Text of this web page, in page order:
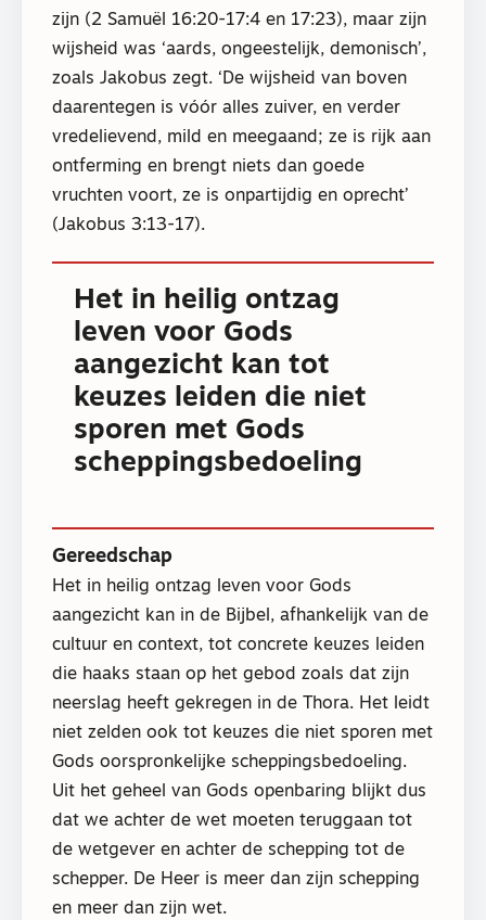
zijn (2 Samuël 16:20-17:4 en 17:23), maar zijn
wijsheid was ‘aards, ongeestelijk, demonisch’,
zoals Jakobus zegt. ‘De wijsheid van boven
daarentegen is vóór alles zuiver, en verder
vredelievend, mild en meegaand; ze is rijk aan
ontferming en brengt niets dan goede
vruchten voort, ze is onpartijdig en oprecht’
(Jakobus 3:13-17).
Het in heilig ontzag
leven voor Gods
aangezicht kan tot
keuzes leiden die niet
sporen met Gods
scheppingsbedoeling
Gereedschap
Het in heilig ontzag leven voor Gods
aangezicht kan in de Bijbel, afhankelijk van de
cultuur en context, tot concrete keuzes leiden
die haaks staan op het gebod zoals dat zijn
neerslag heeft gekregen in de Thora. Het leidt
niet zelden ook tot keuzes die niet sporen met
Gods oorspronkelijke scheppingsbedoeling.
Uit het geheel van Gods openbaring blijkt dus
dat we achter de wet moeten teruggaan tot
de wetgever en achter de schepping tot de
schepper. De Heer is meer dan zijn schepping
en meer dan zijn wet.